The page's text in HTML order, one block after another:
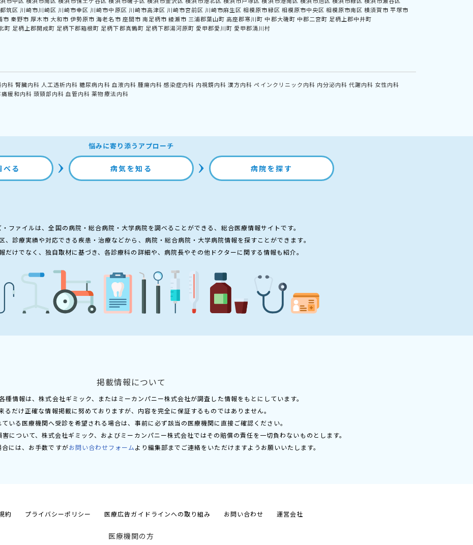
筑区 川崎市川崎区 川崎市幸区 川崎市中原区 川崎市高津区 川崎市宮前区 川崎市麻生区 相模原市緑区 相模原市中央区 相模原市南区 横須賀市 平塚市
市 秦野市 厚木市 大和市 伊勢原市 海老名市 座間市 南足柄市 綾瀬市 三浦郡葉山町 高座郡寒川町 中郡大磯町 中郡二宮町 足柄上郡中井町
町 足柄上郡開成町 足柄下郡箱根町 足柄下郡真鶴町 足柄下郡湯河原町 愛甲郡愛川町 愛甲郡清川村
科 腎臓内科 人工透析内科 糖尿病内科 血液内科 腫瘍内科 感染症内科 内視鏡内科 漢方内科 ペインクリニック内科 内分泌内科 代謝内科 女性内科
痛緩和内科 頭頸部内科 血管内科 薬物療法内科
悩みに寄り添うアプローチ
べる 病気を知る 病院を探す
ファイルは、全国の病院・総合病院・大学病院を調べることができる、総合医療情報サイトです。
、診療実績や対応できる疾患・治療などから、病院・総合病院・大学病院情報を探すことができます。
だけでなく、独自取材に基づき、各診療科の詳細や、病院長やその他ドクターに関する情報も紹介。
掲載情報について
種情報は、株式会社ギミック、またはミーカンパニー株式会社が調査した情報をもとにしています。
るだけ正確な情報掲載に努めておりますが、内容を完全に保証するものではありません。
いる医療機関へ受診を希望される場合は、事前に必ず該当の医療機関に直接ご確認ください。
について、株式会社ギミック、およびミーカンパニー株式会社ではその賠償の責任を一切負わないものとします。
には、お手数ですがお問い合わせフォームより編集部までご連絡をいただけますようお願いいたします。
約 プライバシーポリシー 医療広告ガイドラインへの取り組み お問い合わせ 運営会社
医療機関の方